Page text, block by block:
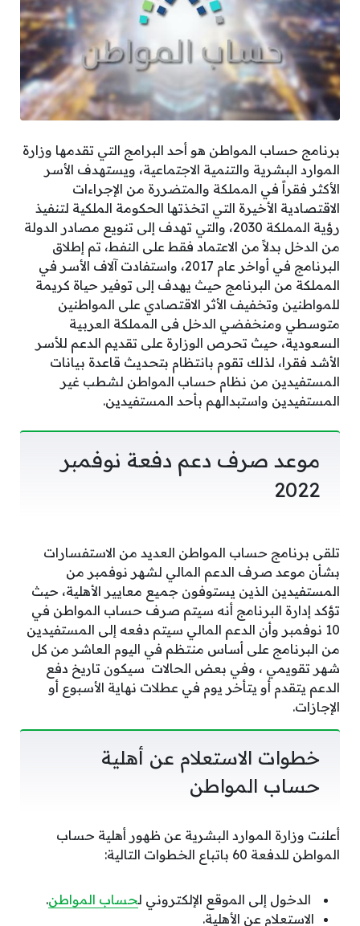
برنامج حساب المواطن هو أحد البرامج التي تقدمها وزارة
الموارد البشرية والتنمية الاجتماعية، ويستهدف الأسر
الأكثر فقراً في المملكة والمتضررة من الإجراءات
الاقتصادية الأخيرة التي اتخذتها الحكومة الملكية لتنفيذ
رؤية المملكة 2030، والتي تهدف إلى تنويع مصادر الدولة
من الدخل بدلاً من الاعتماد فقط على النفط، تم إطلاق
البرنامج في أواخر عام 2017، واستفادت آلاف الأسر في
المملكة من البرنامج حيث يهدف إلى توفير حياة كريمة
للمواطنين وتخفيف الأثر الاقتصادي على المواطنين
متوسطي ومنخفضي الدخل فى المملكة العربية
السعودية، حيث تحرص الوزارة على تقديم الدعم للأسر
الأشد فقرا، لذلك تقوم بانتظام بتحديث قاعدة بيانات
المستفيدين من نظام حساب المواطن لشطب غير
المستفيدين واستبدالهم بأحد المستفيدين.
موعد صرف دعم دفعة نوفمبر
2022
تلقى برنامج حساب المواطن العديد من الاستفسارات
بشأن موعد صرف الدعم المالي لشهر نوفمبر من
المستفيدين الذين يستوفون جميع معايير الأهلية، حيث
تؤكد إدارة البرنامج أنه سيتم صرف حساب المواطن في
10 نوفمبر وأن الدعم المالي سيتم دفعه إلى المستفيدين
من البرنامج على أساس منتظم في اليوم العاشر من كل
شهر تقويمي ، وفي بعض الحالات سيكون تاريخ دفع
الدعم يتقدم أو يتأخر يوم في عطلات نهاية الأسبوع أو
الإجازات.
خطوات الاستعلام عن أهلية
حساب المواطن
أعلنت وزارة الموارد البشرية عن ظهور أهلية حساب
المواطن للدفعة 60 باتباع الخطوات التالية:
الدخول إلى الموقع الإلكتروني لحساب المواطن.
الاستعلام عن الأهلية.